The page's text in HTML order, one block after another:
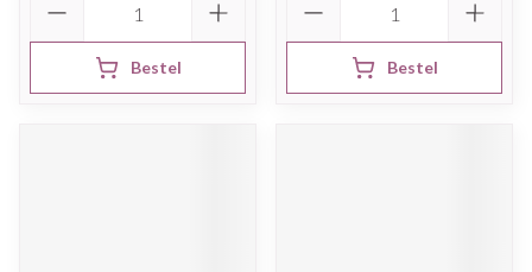
Bestel Bestel